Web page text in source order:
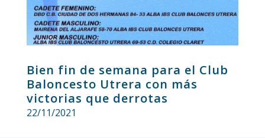
Bien fin de semana para el Club
Baloncesto Utrera con más
victorias que derrotas
22/11/2021